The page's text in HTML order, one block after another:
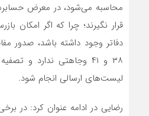
محاسبه می‌شود، در معرض
قرار نگیرند؛ چرا که اگر امکان
دفاتر وجود داشته باشد، صدور
۳۸ و ۴۱ وجاهتی ندارد و
لیست‌های ارسالی انجام شود.
رضایی در ادامه عنوان کرد: در